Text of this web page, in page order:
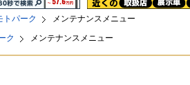
トパーク
メンテナンスメニュー
ク メンテナンスメニュー